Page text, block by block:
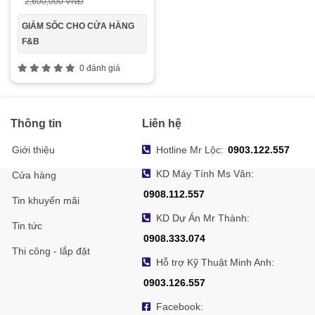
GIẢM SỐC CHO CỬA HÀNG
F&B
0 đánh giá
Thông tin
Giới thiệu
Cửa hàng
Tin khuyến mãi
Tin tức
Thi công - lắp đặt
Liên hệ
Hotline Mr Lộc: 0903.122.557
KD Máy Tính Ms Vân:
0908.112.557
KD Dự Án Mr Thành:
0908.333.074
Hỗ trợ Kỹ Thuật Minh Anh:
0903.126.557
Facebook: